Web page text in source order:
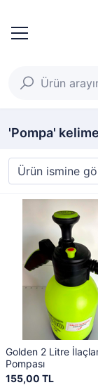
'Pompa'
Golden 2 Litre
Pompası
155,00 TL